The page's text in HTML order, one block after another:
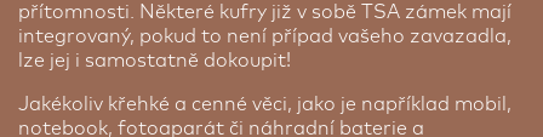
přítomnosti. Některé kufry již v sobě TSA zámek mají
integrovaný, pokud to není případ vašeho zavazadla,
lze jej i samostatně dokoupit!
Jakékoliv křehké a cenné věci, jako je například mobil,
notebook, fotoaparát či náhradní baterie a